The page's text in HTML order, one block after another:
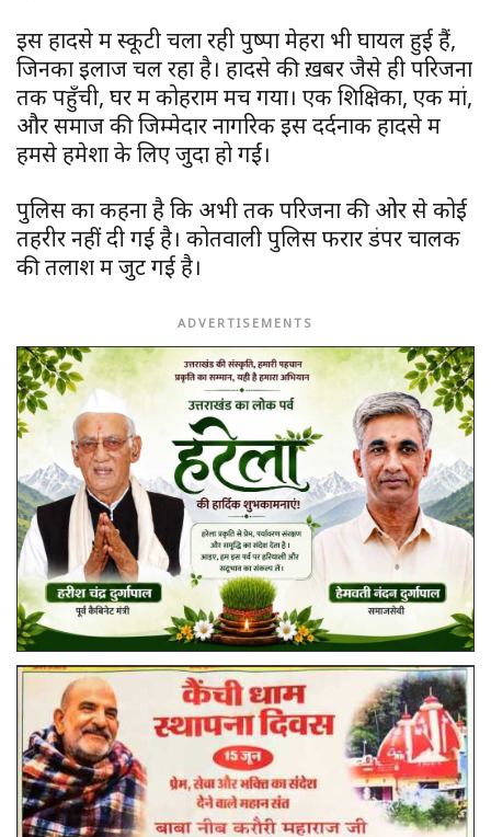
इस हादसे में स्कूटी चला रही पुष्पा मेहरा भी घायल हुई हैं,
जिनका इलाज चल रहा है। हादसे की ख़बर जैसे ही परिजनों
तक पहुँची, घर में कोहराम मच गया। एक शिक्षिका, एक मां,
और समाज की जिम्मेदार नागरिक इस दर्दनाक हादसे में
हमसे हमेशा के लिए जुदा हो गईं।
पुलिस का कहना है कि अभी तक परिजनों की ओर से कोई
तहरीर नहीं दी गई है। कोतवाली पुलिस फरार डंपर चालक
की तलाश में जुट गई है।
ADVERTISEMENTS